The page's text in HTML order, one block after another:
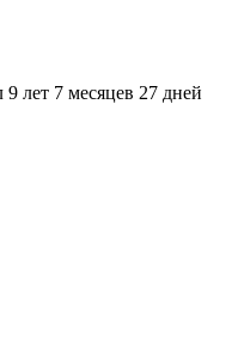
9 лет 7 месяцев 27 дней